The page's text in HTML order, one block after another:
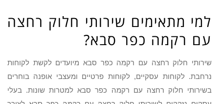
למי מתאימים שירותי חלוק רחצה
עם רקמה כפר סבא?
שירותי חלוק רחצה עם רקמה כפר סבא מיועדים לקשת לקוחות
נרחבת. לקוחות עסקיים, לקוחות פרטיים ומעצבי אופנה בוחרים
בשירותי חלוק רחצה עם רקמה כפר סבא למטרות שונות. בעלי